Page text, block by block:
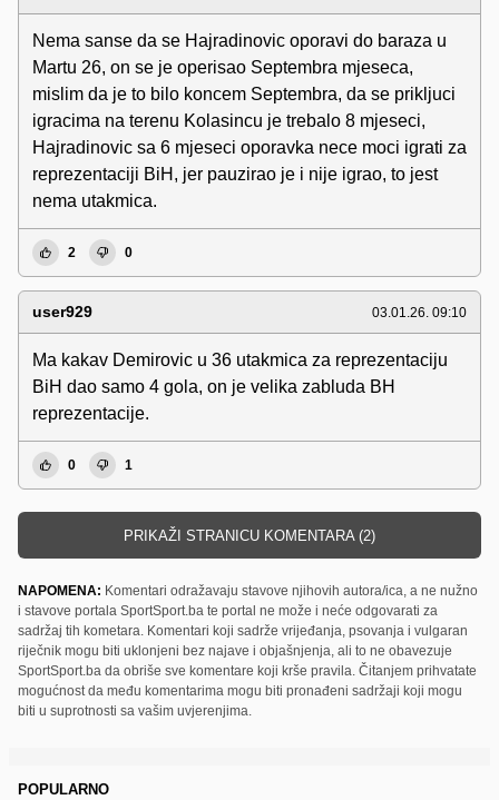
Nema sanse da se Hajradinovic oporavi do baraza u
Martu 26, on se je operisao Septembra mjeseca,
mislim da je to bilo koncem Septembra, da se prikljuci
igracima na terenu Kolasincu je trebalo 8 mjeseci,
Hajradinovic sa 6 mjeseci oporavka nece moci igrati za
reprezentaciji BiH, jer pauzirao je i nije igrao, to jest
nema utakmica.
2 0
user929 03.01.26. 09:10
Ma kakav Demirovic u 36 utakmica za reprezentaciju
BiH dao samo 4 gola, on je velika zabluda BH
reprezentacije.
0 1
PRIKAŽI STRANICU KOMENTARA (2)
NAPOMENA: Komentari odražavaju stavove njihovih autora/ica, a ne nužno
i stavove portala SportSport.ba te portal ne može i neće odgovarati za
sadržaj tih kometara. Komentari koji sadrže vrijeđanja, psovanja i vulgaran
riječnik mogu biti uklonjeni bez najave i objašnjenja, ali to ne obavezuje
SportSport.ba da obriše sve komentare koji krše pravila. Čitanjem prihvatate
mogućnost da među komentarima mogu biti pronađeni sadržaji koji mogu
biti u suprotnosti sa vašim uvjerenjima.
POPULARNO